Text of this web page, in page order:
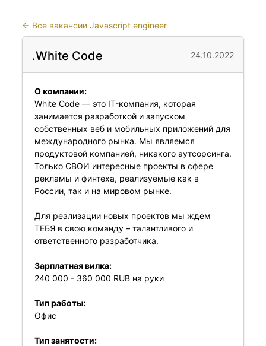
← Все вакансии Javascript engineer
.White Code 24.10.2022
О компании:
White Сode — это IT-компания, которая
занимается разработкой и запуском
собственных веб и мобильных приложений для
международного рынка. Мы являемся
продуктовой компанией, никакого аутсорсинга.
Только СВОИ интересные проекты в сфере
рекламы и финтеха, реализуемые как в
России, так и на мировом рынке.
Для реализации новых проектов мы ждем
ТЕБЯ в свою команду – талантливого и
ответственного разработчика.
Зарплатная вилка:
240 000 - 360 000 RUB на руки
Тип работы:
Офис
Тип занятости: